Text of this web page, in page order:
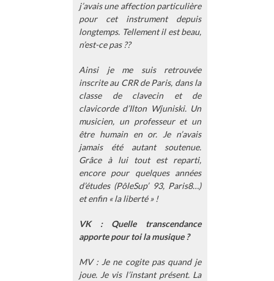
j’avais une affection particulière
pour cet instrument depuis
longtemps. Tellement il est beau,
n’est-ce pas ??
Ainsi je me suis retrouvée
inscrite au CRR de Paris, dans la
classe de clavecin et de
clavicorde d’Ilton Wjuniski. Un
musicien, un professeur et un
être humain en or. Je n’avais
jamais été autant soutenue.
Grâce à lui tout est reparti,
encore pour quelques années
d’études (PôleSup’ 93, Paris8…)
et enfin « la liberté » !
VK : Quelle transcendance
apporte pour toi la musique ?
MV : Je ne cogite pas quand je
joue. Je vis l’instant présent. La